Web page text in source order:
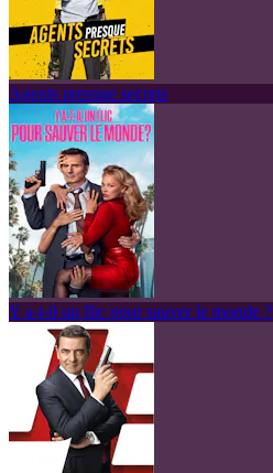
Agents presque secrets
Y a-t-il un flic pour sauver le monde ?